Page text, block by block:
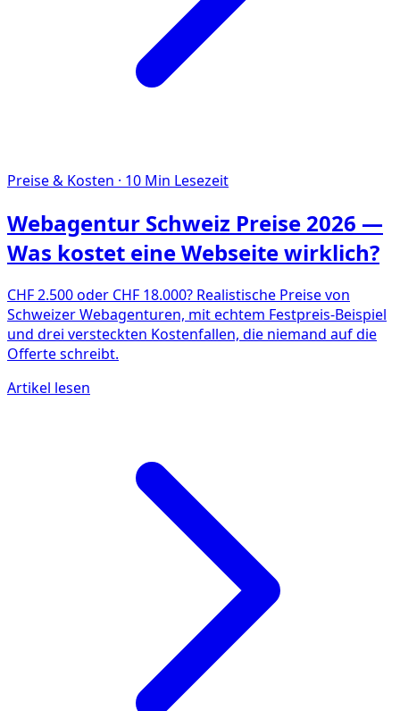
Preise & Kosten · 10 Min Lesezeit
Webagentur Schweiz Preise 2026 —
Was kostet eine Webseite wirklich?
CHF 2.500 oder CHF 18.000? Realistische Preise von
Schweizer Webagenturen, mit echtem Festpreis-Beispiel
und drei versteckten Kostenfallen, die niemand auf die
Offerte schreibt.
Artikel lesen